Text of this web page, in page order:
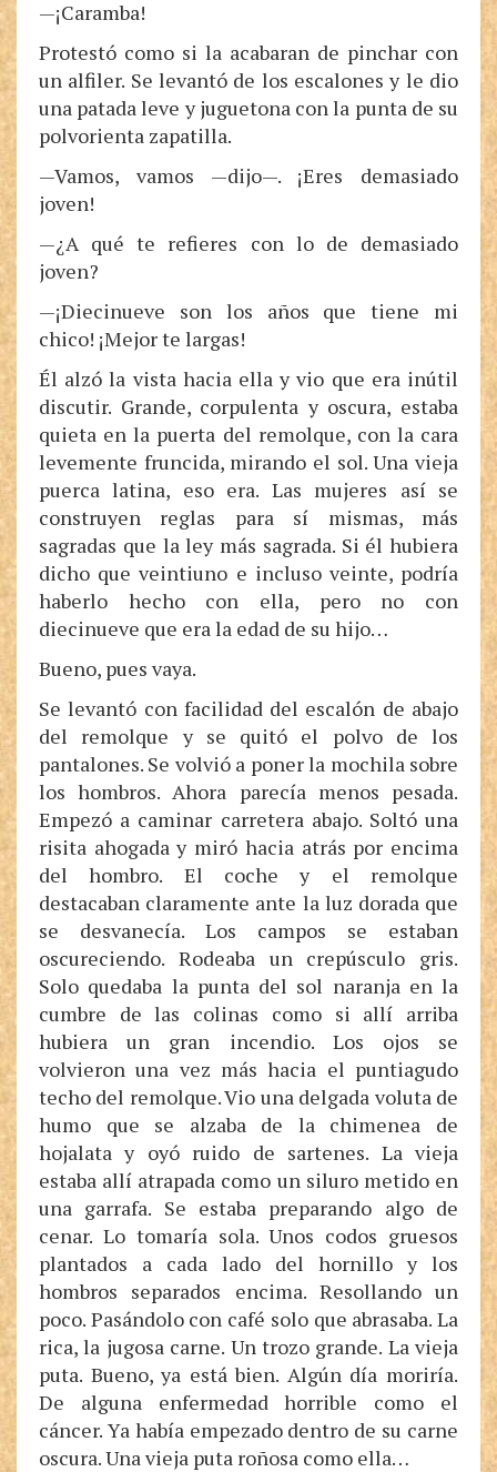
—¡Caramba!
Protestó como si la acabaran de pinchar con
un alfiler. Se levantó de los escalones y le dio
una patada leve y juguetona con la punta de su
polvorienta zapatilla.
—Vamos, vamos —dijo—. ¡Eres demasiado
joven!
—¿A qué te refieres con lo de demasiado
joven?
—¡Diecinueve son los años que tiene mi
chico! ¡Mejor te largas!
Él alzó la vista hacia ella y vio que era inútil
discutir. Grande, corpulenta y oscura, estaba
quieta en la puerta del remolque, con la cara
levemente fruncida, mirando el sol. Una vieja
puerca latina, eso era. Las mujeres así se
construyen reglas para sí mismas, más
sagradas que la ley más sagrada. Si él hubiera
dicho que veintiuno e incluso veinte, podría
haberlo hecho con ella, pero no con
diecinueve que era la edad de su hijo…
Bueno, pues vaya.
Se levantó con facilidad del escalón de abajo
del remolque y se quitó el polvo de los
pantalones. Se volvió a poner la mochila sobre
los hombros. Ahora parecía menos pesada.
Empezó a caminar carretera abajo. Soltó una
risita ahogada y miró hacia atrás por encima
del hombro. El coche y el remolque
destacaban claramente ante la luz dorada que
se desvanecía. Los campos se estaban
oscureciendo. Rodeaba un crepúsculo gris.
Solo quedaba la punta del sol naranja en la
cumbre de las colinas como si allí arriba
hubiera un gran incendio. Los ojos se
volvieron una vez más hacia el puntiagudo
techo del remolque. Vio una delgada voluta de
humo que se alzaba de la chimenea de
hojalata y oyó ruido de sartenes. La vieja
estaba allí atrapada como un siluro metido en
una garrafa. Se estaba preparando algo de
cenar. Lo tomaría sola. Unos codos gruesos
plantados a cada lado del hornillo y los
hombros separados encima. Resollando un
poco. Pasándolo con café solo que abrasaba. La
rica, la jugosa carne. Un trozo grande. La vieja
puta. Bueno, ya está bien. Algún día moriría.
De alguna enfermedad horrible como el
cáncer. Ya había empezado dentro de su carne
oscura. Una vieja puta roñosa como ella…